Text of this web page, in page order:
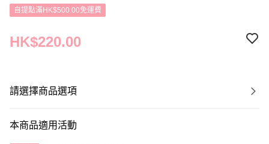
自提點滿HK$500.00免運費
HK$220.00
請選擇商品選項
本商品適用活動